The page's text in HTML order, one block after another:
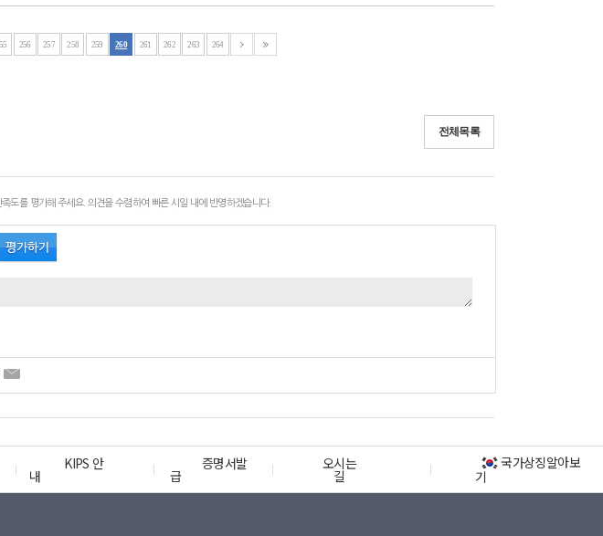
256 257 258 259 260 261 262 263 264
전체목록
도를 평가해 주세요. 의견을 수렴하여 빠른 시일 내에 반영하겠습니다.
KIPS 안
내
증명서발
급
오시는
길
국가상징알아보
기